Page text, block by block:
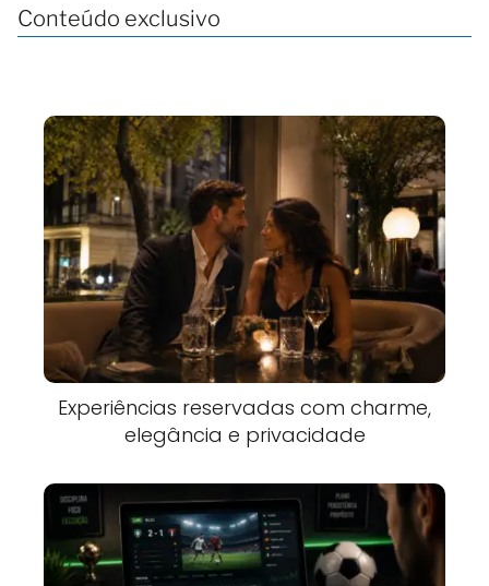
Conteúdo exclusivo
Experiências reservadas com charme,
elegância e privacidade